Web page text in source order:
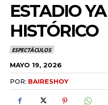
ESTADIO
HISTÓRICO
ESPECTÁCULOS
MAYO 19, 2026
POR: BAIRESHOY